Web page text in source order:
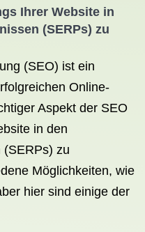
Ihrer Website in
(SERPs) zu
(SEO) ist ein
Online-
Aspekt der SEO
in den
(SERPs) zu
Möglichkeiten, wie
hier sind einige der